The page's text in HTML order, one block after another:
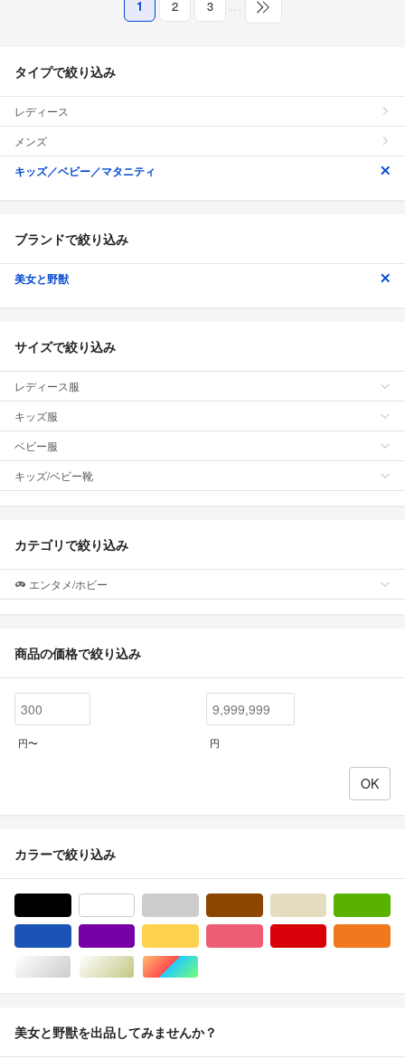
1 2 3 …
タイプで絞り込み
レディース
メンズ
キッズ／ベビー／マタニティ
ブランドで絞り込み
美女と野獣
サイズで絞り込み
レディース服
キッズ服
ベビー服
キッズ/ベビー靴
カテゴリで絞り込み
エンタメ/ホビー
商品の価格で絞り込み
円〜 円
カラーで絞り込み
シルバー/銀色系ゴールド/金色系マルチカラー
美女と野獣を出品してみませんか？